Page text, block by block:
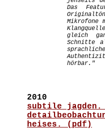
Das
Mikrofone
gleich
Schnitte
hörbar."
2010
subtile jagden.
heises. (pdf)